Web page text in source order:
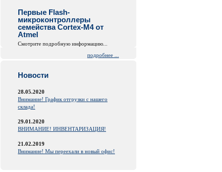
Первые Flash-
микроконтроллеры
семейства Cortex-M4 от
Atmel
Смотрите подробную информацию...
подробнее ...
Новости
28.05.2020
Внимание! График отгрузки с нашего
склада!
29.01.2020
ВНИМАНИЕ! ИНВЕНТАРИЗАЦИЯ!
21.02.2019
Внимание! Мы переехали в новый офис!